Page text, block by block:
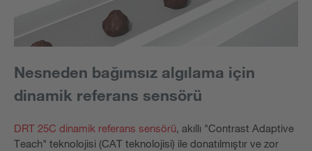
Nesneden bağımsız algılama için
dinamik referans sensörü
DRT 25C dinamik referans sensörü, akıllı "Contrast Adaptive
Teach" teknolojisi (CAT teknolojisi) ile donatılmıştır ve zor